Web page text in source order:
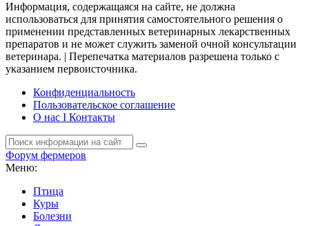
Информация, содержащаяся на сайте, не должна
использоваться для принятия самостоятельного решения о
применении представленных ветеринарных лекарственных
препаратов и не может служить заменой очной консультации
ветеринара. | Перепечатка материалов разрешена только с
указанием первоисточника.
Конфиденциальность
Пользовательское соглашение
О нас I Контакты
Форум фермеров
Меню:
Птица
Куры
Болезни